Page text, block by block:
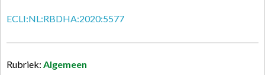
ECLI:NL:RBDHA:2020:5577
Rubriek: Algemeen